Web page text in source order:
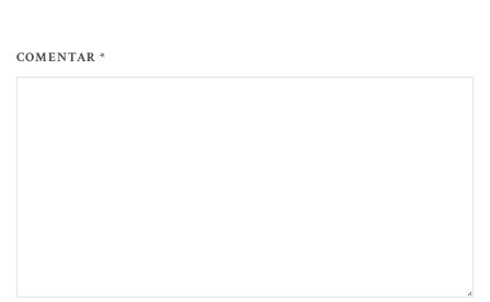
COMENTAR *